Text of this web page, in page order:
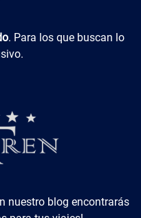
. Para los que buscan lo
nuestro blog encontrarás